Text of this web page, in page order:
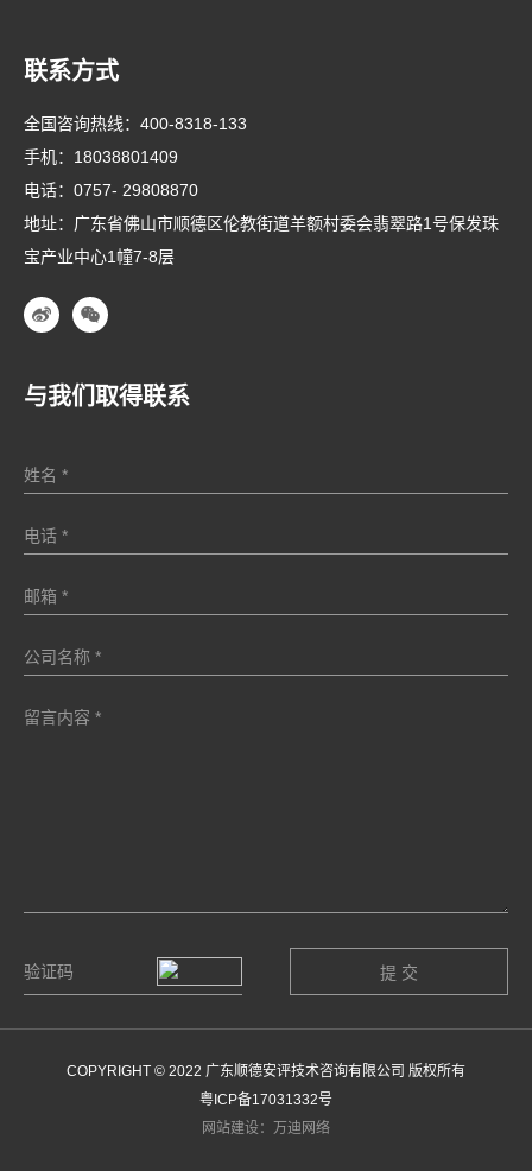
联系方式
全国咨询热线： 400-8318-133
手机： 18038801409
电话： 0757- 29808870
地址：广东省佛山市顺德区伦教街道羊额村委会翡翠路1号保发珠
宝产业中心1幢7-8层
与我们取得联系
COPYRIGHT © 2022 广东顺德安评技术咨询有限公司 版权所有
粤ICP备17031332号
网站建设：万迪网络